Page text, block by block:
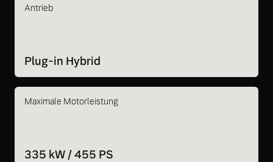
Antrieb
Plug-in Hybrid
Maximale Motorleistung
335 kW / 455 PS